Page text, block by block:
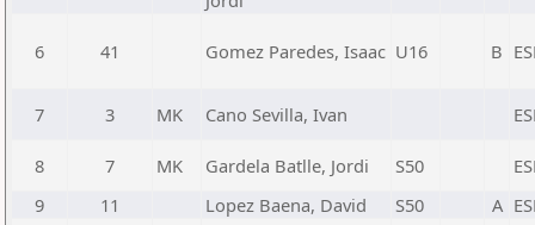
6 41 Gomez Paredes, Isaac U16 B
7 3 MK Cano Sevilla, Ivan
8 7 MK Gardela Batlle, Jordi S50
9
11 Lopez Baena, David S50 A